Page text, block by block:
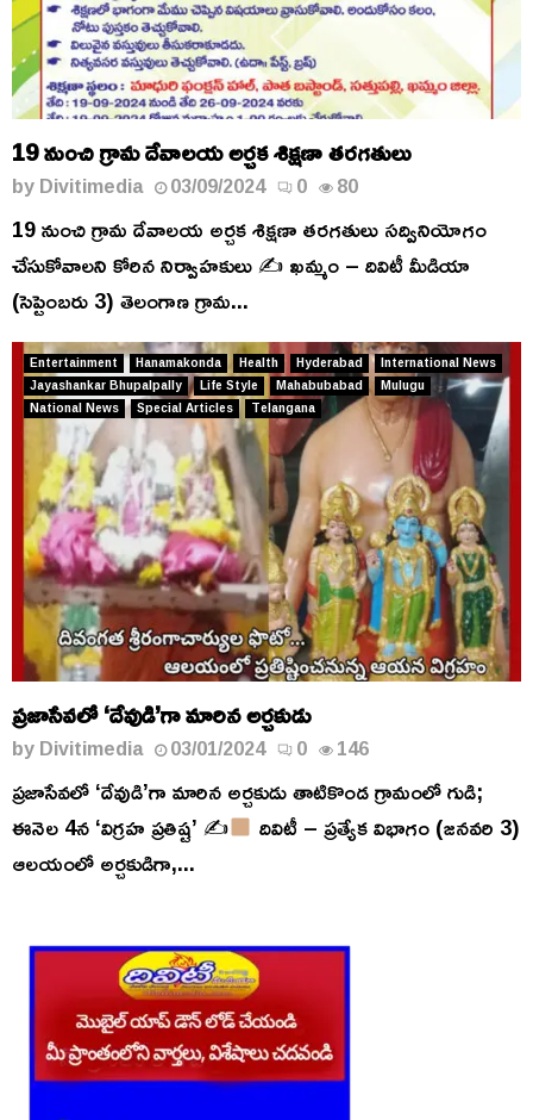
19 నుంచి గ్రామ దేవాలయ అర్చక శిక్షణా తరగతులు
byDivitimedia 03/09/2024 0 80
19 నుంచి గ్రామ దేవాలయ అర్చక శిక్షణా తరగతులు సద్వినియోగం
చేసుకోవాలని కోరిన నిర్వాహకులు ✍️ ఖమ్మం – దివిటీ మీడియా
(సెప్టెంబరు 3) తెలంగాణ గ్రామ...
Entertainment Hanamakonda Health Hyderabad
International News
Jayashankar Bhupalpally
Life Style Mahabubabad
Mulugu
National News
Special Articles Telangana
ప్రజాసేవలో ‘దేవుడి’గా మారిన అర్చకుడు
byDivitimedia 03/01/2024 0 146
ప్రజాసేవలో ‘దేవుడి’గా మారిన అర్చకుడు తాటికొండ గ్రామంలో గుడి;
ఈనెల 4న ‘విగ్రహ ప్రతిష్ట’ ✍
దివిటీ – ప్రత్యేక విభాగం (జనవరి 3)
ఆలయంలో అర్చకుడిగా,...